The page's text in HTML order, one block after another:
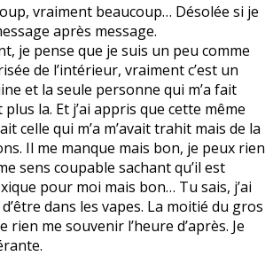
vraiment beaucoup… Désolée si je
après message.
je pense que je suis un peu comme
de l’intérieur, vraiment c’est un
et la seule personne qui m’a fait
plus la. Et j’ai appris que cette même
celle qui m’a m’avait trahit mais de la
Il me manque mais bon, je peux rien
sens coupable sachant qu’il est
pour moi mais bon… Tu sais, j’ai
dans les vapes. La moitié du gros
rien me souvenir l’heure d’après. Je